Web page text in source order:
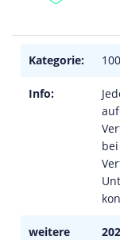
Kategorie:
Info:
weitere